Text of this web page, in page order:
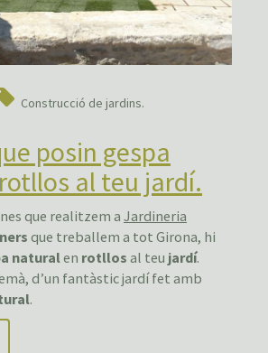
Construcció de jardins.
posin gespa
al teu jardí.
que realitzem a Jardineria
que treballem a tot Girona, hi
natural en rotllos al teu jardí.
d’un fantàstic jardí fet amb
.